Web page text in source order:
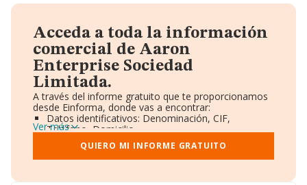
Acceda a toda la información
comercial de Aaron
Enterprise Sociedad
Limitada.
A través del informe gratuito que te proporcionamos
desde Einforma, donde vas a encontrar:
Datos identificativos: Denominación, CIF,
Teléfono, Domicilio.
Informe Mercantil Completo (BORME).
Gráficos de Evolución Ventas y Empleados.
Consejo de Administración y Administradores.
Ver más
QUIERO MI INFORME GRATUITO